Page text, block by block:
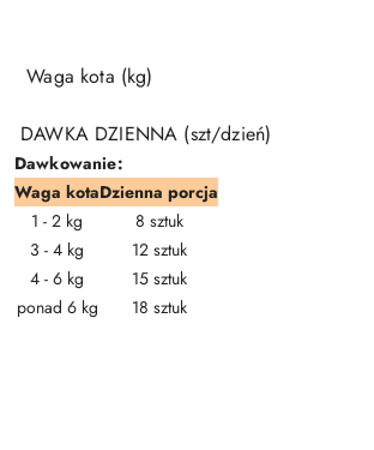
Waga kota (kg)
DAWKA DZIENNA (szt/dzień)
Dawkowanie:
Waga kotaDzienna porcja
1 - 2 kg
8 sztuk
3 - 4 kg
12 sztuk
4 - 6 kg
15 sztuk
ponad 6 kg
18 sztuk